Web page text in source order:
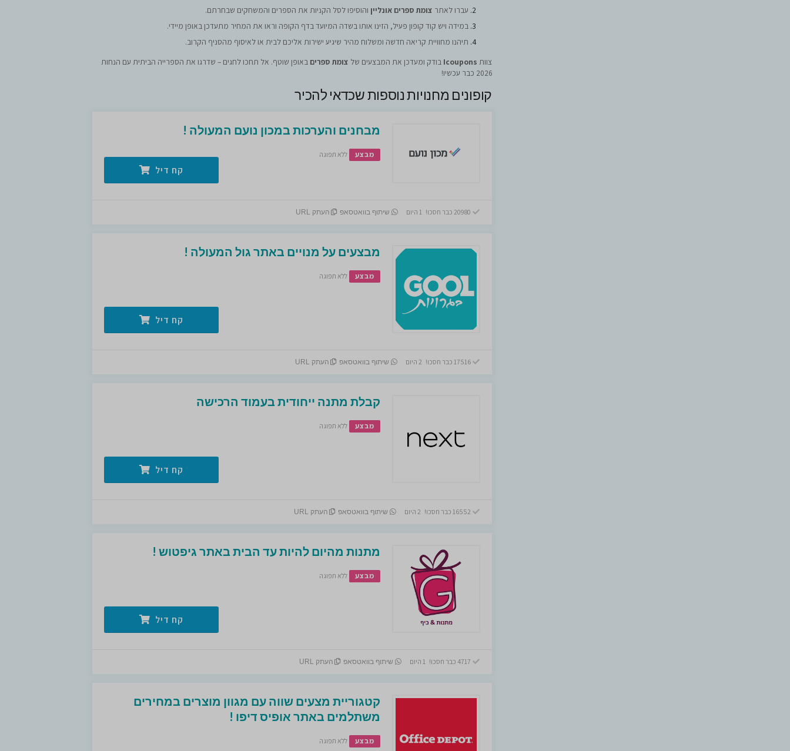
עברו לאתר צומת ספרים אונליין והוסיפו לסל הקניות את הספרים והמשחקים שבחרתם.
במידה ויש קוד קופון פעיל, הזינו אותו בשדה המיועד בדף הקופה וראו את המחיר מתעדכן באופן מיידי.
תיהנו מחוויית קריאה חדשה ומשלוח מהיר שיגיע ישירות אליכם לבית או לאיסוף מהסניף הקרוב.
צוות Icoupons בודק ומעדכן את המבצעים של צומת ספרים באופן שוטף. אל תחכו לחגים – שדרגו את הספרייה הביתית עם הנחות
2026 כבר עכשיו!
קופונים מחנויות נוספות שכדאי להכיר
מבחנים והערכות במכון נועם המעולה !
מבצע ללא תפוגה
קח דיל
שיתוף בוואטסאפ העתק URL
מבצעים על מנויים באתר גול המעולה !
מבצע ללא תפוגה
קח דיל
17516 כבר חסכו! 2 היום שיתוף בוואטסאפ העתק URL
קבלת מתנה ייחודית בעמוד הרכישה
מבצע ללא תפוגה
קח דיל
שיתוף בוואטסאפ העתק URL
מתנות מהיום להיות עד הבית באתר גיפטוש !
מבצע ללא תפוגה
קח דיל
שיתוף בוואטסאפ העתק URL
קטגוריית מצעים שווה עם מגוון מוצרים במחירים
משתלמים באתר אופיס דיפו !
מבצע ללא תפוגה